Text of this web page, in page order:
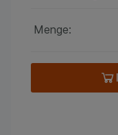
Menge: